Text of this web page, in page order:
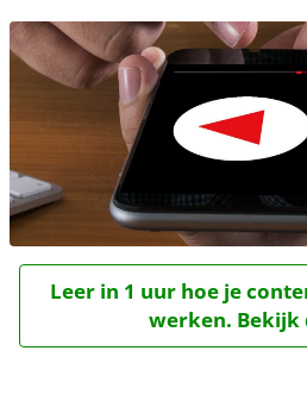
Leer in 1 uur hoe je
werken. Bekijk